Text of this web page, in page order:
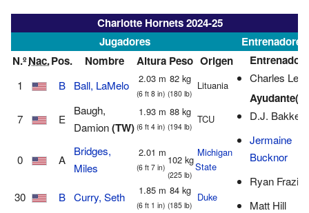
Charlotte Hornets 2024-25
Jugadores
Entrenadores
N.ºNac.Pos. Nombre Altura Peso Origen
1 B Ball, LaMelo 2.03 m
(6 ft 8 in)
82 kg
(180 lb)
Lituania
7 E
Baugh,
Damion(TW)
1.93 m
(6 ft 4 in)
88 kg
(194 lb)
TCU
0 A
Bridges,
Miles
2.01 m
(6 ft 7 in)
102 kg
(225 lb)
Michigan
State
30 B Curry, Seth 1.85 m
(6 ft 1 in)
84 kg
(185 lb)
Duke
Entrenador
Charles Lee
Ayudante(s)
D.J. Bakker
Jermaine
Bucknor
Ryan Frazier
Matt Hill